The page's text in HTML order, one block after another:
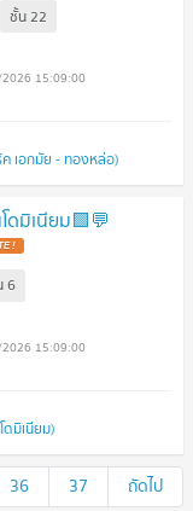
ชั้น22
15:09:00
เอกมัย - ทองหล่อ)
ดมิเนียม🟩💬
!
6
15:09:00
มิเนียม)
...
36 37 ถัดไป